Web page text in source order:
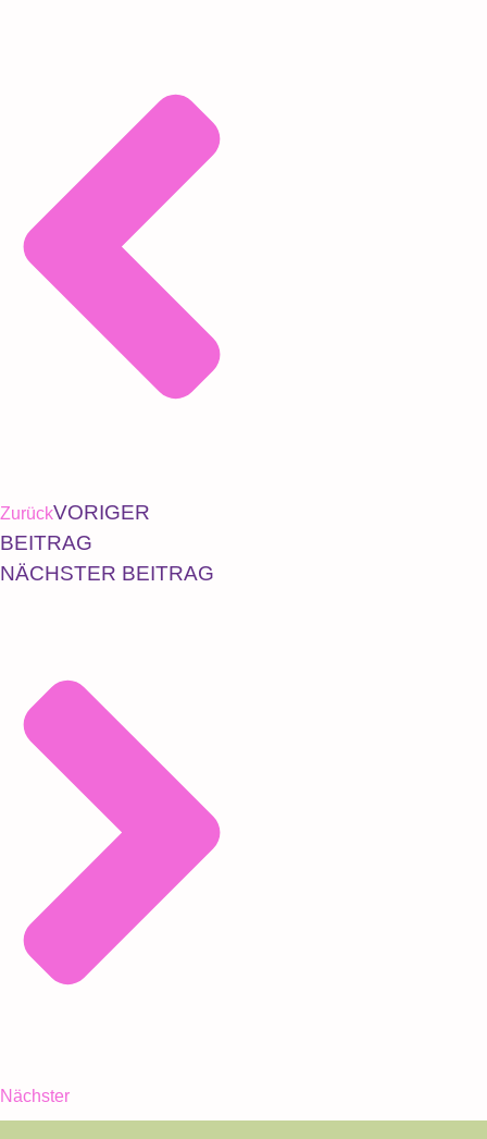
ZurückVORIGER
BEITRAG
NÄCHSTER BEITRAG
Nächster